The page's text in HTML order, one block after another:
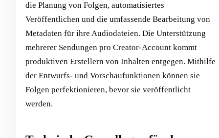
die Planung von Folgen, automatisiertes
Veröffentlichen und die umfassende Bearbeitung von
Metadaten für ihre Audiodateien. Die Unterstützung
mehrerer Sendungen pro Creator-Account kommt
produktiven Erstellern von Inhalten entgegen. Mithilfe
der Entwurfs- und Vorschaufunktionen können sie
Folgen perfektionieren, bevor sie veröffentlicht
werden.